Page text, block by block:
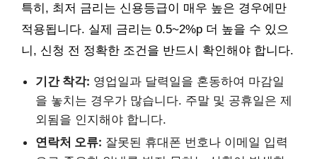
특히, 최저 금리는 신용등급이 매우 높은 경우에만
적용됩니다. 실제 금리는 0.5~2%p 더 높을 수 있으
니, 신청 전 정확한 조건을 반드시 확인해야 합니다.
기간 착각: 영업일과 달력일을 혼동하여 마감일
을 놓치는 경우가 많습니다. 주말 및 공휴일은 제
외됨을 인지해야 합니다.
연락처 오류: 잘못된 휴대폰 번호나 이메일 입력